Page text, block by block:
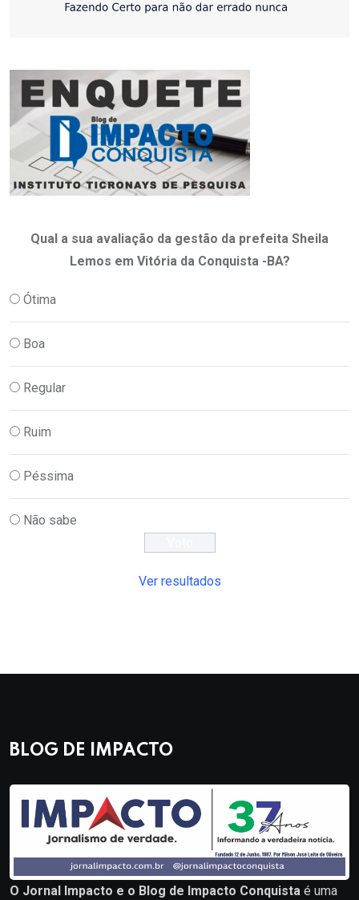
Qual a sua avaliação da gestão da prefeita Sheila
Lemos em Vitória da Conquista -BA?
Ótima
Boa
Regular
Ruim
Péssima
Não sabe
Ver resultados
BLOG DE IMPACTO
O Jornal Impacto e o Blog de Impacto Conquista é uma